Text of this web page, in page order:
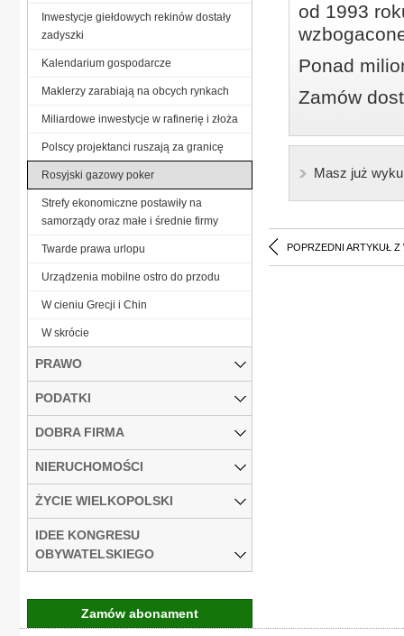
od 1993
Ponad
Zamów
Masz już
POPRZEDNI ARTYKUŁ Z
Inwestycje giełdowych rekinów dostały
zadyszki
Kalendarium gospodarcze
Maklerzy zarabiają na obcych rynkach
Miliardowe inwestycje w rafinerię i złoża
Polscy projektanci ruszają za granicę
Rosyjski gazowy poker
Strefy ekonomiczne postawiły na
samorządy oraz małe i średnie firmy
Twarde prawa urlopu
Urządzenia mobilne ostro do przodu
W cieniu Grecji i Chin
W skrócie
PRAWO
PODATKI
DOBRA FIRMA
NIERUCHOMOŚCI
ŻYCIE WIELKOPOLSKI
IDEE KONGRESU
OBYWATELSKIEGO
Zamów abonament